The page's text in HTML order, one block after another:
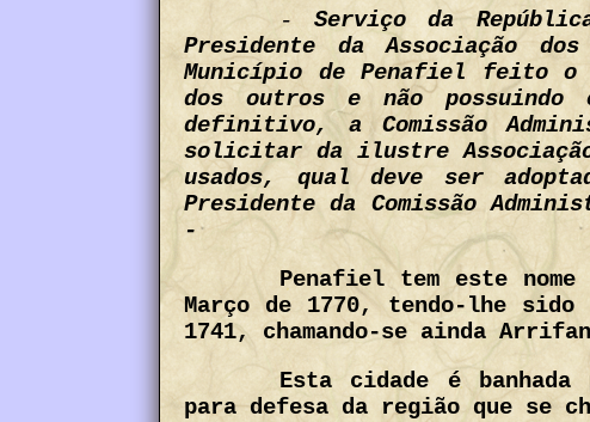
-Serviço da
Presidente da Associação
Município de Penafiel feito o
dos outros e não
definitivo, a Comissão
solicitar da ilustre
usados, qual deve ser
Presidente da Comissão
-
Penafiel tem este
Março de 1770, tendo-lhe
1741, chamando-se ainda
Esta cidade é
para defesa da região que se